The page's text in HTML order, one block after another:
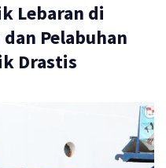
Lebaran di
Pelabuhan
Drastis